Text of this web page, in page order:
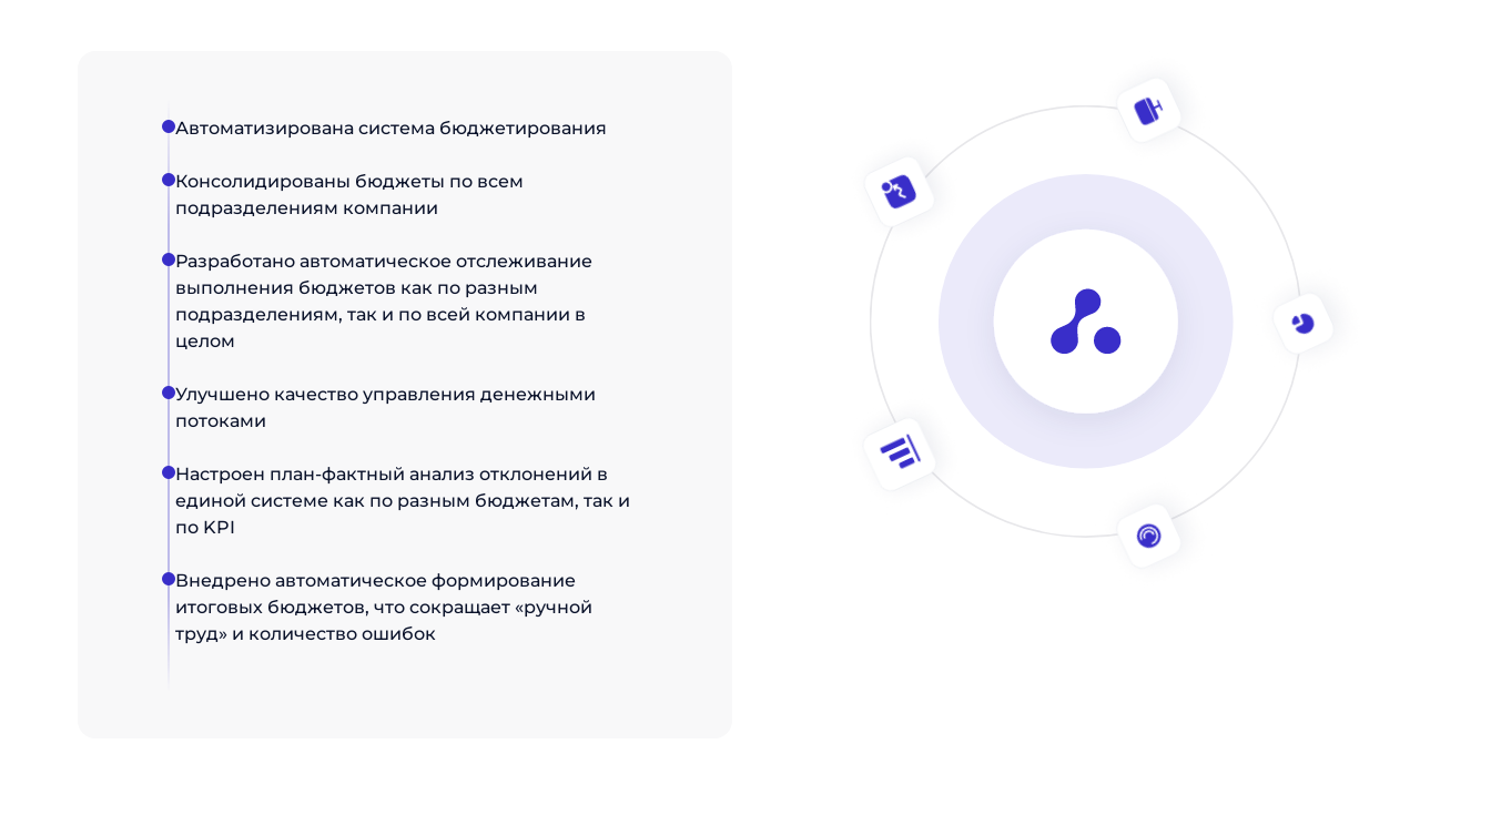
Автоматизирована система бюджетирования
Консолидированы бюджеты по всем
подразделениям компании
Разработано автоматическое отслеживание
выполнения бюджетов как по разным
подразделениям, так и по всей компании в
целом
Улучшено качество управления денежными
потоками
Настроен план-фактный анализ отклонений в
единой системе как по разным бюджетам, так и
по KPI
Внедрено автоматическое формирование
итоговых бюджетов, что сокращает «ручной
труд» и количество ошибок